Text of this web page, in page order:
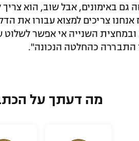
גם באימונים, אבל שוב, הוא
צריכים למצוא עבורו את
השנייה אי אפשר
התבררה כהחלטה הנכונה".
מה דעתך על